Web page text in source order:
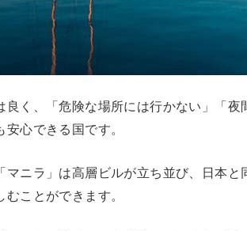
良く、「危険な場所には行かない」「
心できる国です。
マニラ」は高層ビルが立ち並び、日本
ことができます。